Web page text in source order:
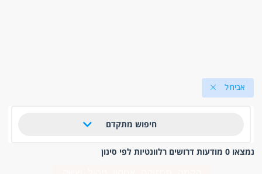
אביחיל
חיפוש מתקדם
נמצאו 0 מודעות דרושים רלוונטיות לפי סינון